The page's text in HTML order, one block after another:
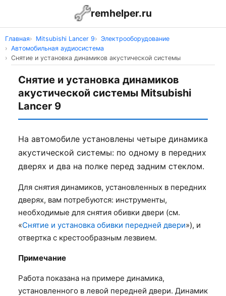
remhelper.ru
Главная Mitsubishi Lancer 9
Электрооборудование
Автомобильная аудиосистема
Снятие и установка динамиков акустической системы
Снятие и установка динамиков
акустической системы Mitsubishi
Lancer 9
На автомобиле установлены четыре динамика
акустической системы: по одному в передних
дверях и два на полке перед задним стеклом.
Для снятия динамиков, установленных в передних
дверях, вам потребуются: инструменты,
необходимые для снятия обивки двери (см.
«Снятие и установка обивки передней двери»), и
отвертка с крестообразным лезвием.
Примечание
Работа показана на примере динамика,
установленного в левой передней двери. Динамик